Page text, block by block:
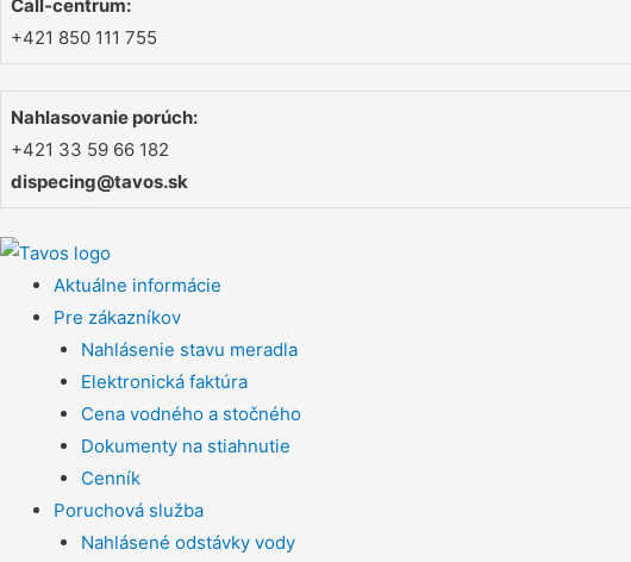
Call-centrum:
+421 850 111 755
Nahlasovanie porúch:
+421 33 59 66 182
dispecing@tavos.sk
Aktuálne informácie
Pre zákazníkov
Nahlásenie stavu meradla
Elektronická faktúra
Cena vodného a stočného
Dokumenty na stiahnutie
Cenník
Poruchová služba
Nahlásené odstávky vody